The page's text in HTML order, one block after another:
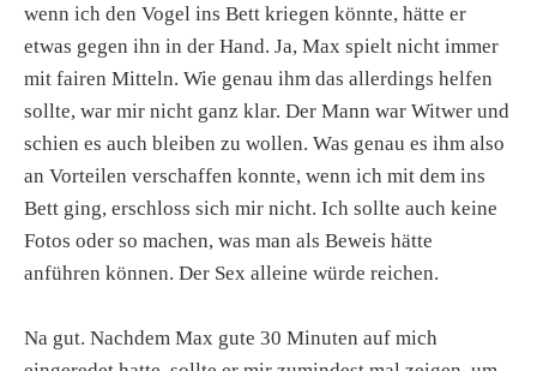
wenn ich den Vogel ins Bett kriegen könnte, hätte er
etwas gegen ihn in der Hand. Ja, Max spielt nicht immer
mit fairen Mitteln. Wie genau ihm das allerdings helfen
sollte, war mir nicht ganz klar. Der Mann war Witwer und
schien es auch bleiben zu wollen. Was genau es ihm also
an Vorteilen verschaffen konnte, wenn ich mit dem ins
Bett ging, erschloss sich mir nicht. Ich sollte auch keine
Fotos oder so machen, was man als Beweis hätte
anführen können. Der Sex alleine würde reichen.
Na gut. Nachdem Max gute 30 Minuten auf mich